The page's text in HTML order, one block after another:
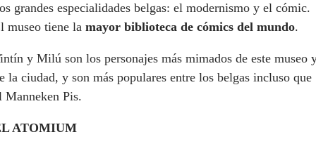
grandes especialidades belgas: el modernismo y el cómic.
museo tiene la mayor biblioteca de cómics del mundo.
y Milú son los personajes más mimados de este museo
la ciudad, y son más populares entre los belgas incluso que
Manneken Pis.
ATOMIUM